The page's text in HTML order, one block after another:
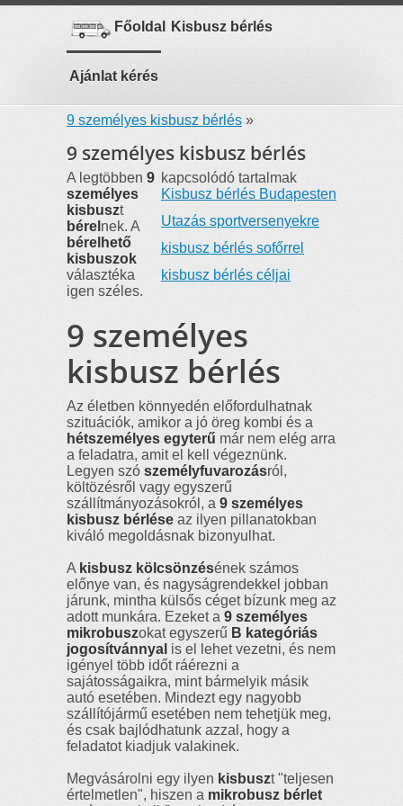
Főoldal Kisbusz bérlés
Ajánlat kérés
9 személyes kisbusz bérlés »
9 személyes kisbusz bérlés
kapcsolódó tartalmak
Kisbusz bérlés Budapesten
Utazás sportversenyekre
kisbusz bérlés sofőrrel
kisbusz bérlés céljai
A legtöbben 9
személyes
kisbuszt
bérel nek. A
bérelhető
kisbuszok
választéka
igen széles.
9 személyes
kisbusz bérlés
Az életben könnyedén előfordulhatnak
szituációk, amikor a jó öreg kombi és a
hétszemélyes egyterű már nem elég arra
a feladatra, amit el kell végeznünk.
Legyen szó személyfuvarozásról,
költözésről vagy egyszerű
szállítmányozásokról, a 9 személyes
kisbusz bérlése az ilyen pillanatokban
kiváló megoldásnak bizonyulhat.
A kisbusz kölcsönzésének számos
előnye van, és nagyságrendekkel jobban
járunk, mintha külsős céget bízunk meg az
adott munkára. Ezeket a 9 személyes
mikrobuszokat egyszerű B kategóriás
jogosítvánnyal is el lehet vezetni, és nem
igényel több időt ráérezni a
sajátosságaikra, mint bármelyik másik
autó esetében. Mindezt egy nagyobb
szállítójármű esetében nem tehetjük meg,
és csak bajlódhatunk azzal, hogy a
feladatot kiadjuk valakinek.
Megvásárolni egy ilyen kisbuszt "teljesen
értelmetlen", hiszen a mikrobusz bérlet